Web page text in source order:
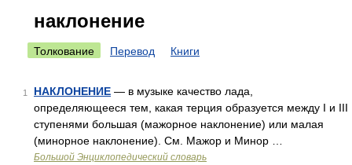
наклонение
Толкование Перевод Книги
1 НАКЛОНЕНИЕ — в музыке качество лада,
определяющееся тем, какая терция образуется между I и III
ступенями большая (мажорное наклонение) или малая
(минорное наклонение). См. Мажор и Минор …
Большой Энциклопедический словарь